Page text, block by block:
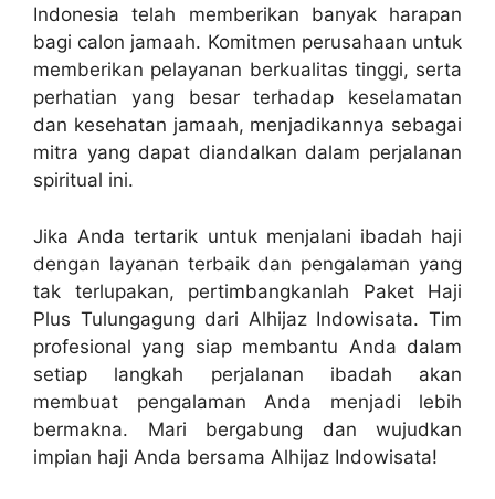
Indonesia telah memberikan banyak harapan
bagi calon jamaah. Komitmen perusahaan untuk
memberikan pelayanan berkualitas tinggi, serta
perhatian yang besar terhadap keselamatan
dan kesehatan jamaah, menjadikannya sebagai
mitra yang dapat diandalkan dalam perjalanan
spiritual ini.
Jika Anda tertarik untuk menjalani ibadah haji
dengan layanan terbaik dan pengalaman yang
tak terlupakan, pertimbangkanlah Paket Haji
Plus Tulungagung dari Alhijaz Indowisata. Tim
profesional yang siap membantu Anda dalam
setiap langkah perjalanan ibadah akan
membuat pengalaman Anda menjadi lebih
bermakna. Mari bergabung dan wujudkan
impian haji Anda bersama Alhijaz Indowisata!